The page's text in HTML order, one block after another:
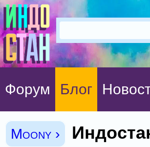
Форум Блог
Moony ›